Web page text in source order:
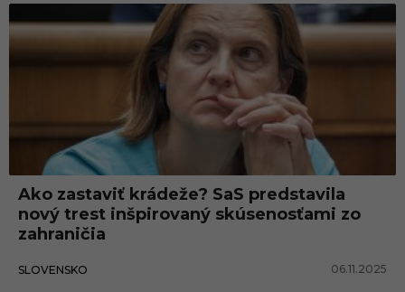
t
r
e
ý
z
á
k
Ako zastaviť krádeže? SaS predstavila
nový trest inšpirovaný skúsenosťami zo
zahraničia
SLOVENSKO 06.11.2025